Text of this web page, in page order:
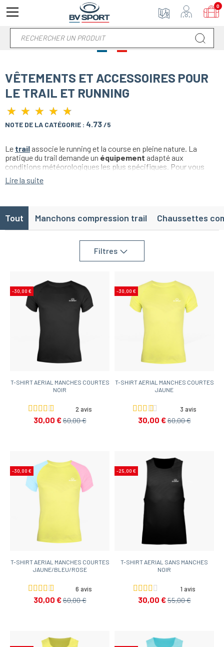
VÊTEMENTS ET ACCESSOIRES POUR
LE TRAIL ET RUNNING
★ ★ ★ ★ ★
★ ★ ★ ★ ★
NOTE DE LA CATÉGORIE : 4.73/5
Le trail associe le running et la course en pleine nature. La
pratique du trail demande un équipement adapté aux
conditions météorologiques les plus spécifiques. Pour vous
offrir un maximum de confort et de sécurité, BV Sport a
développé une gamme de
Lire la suite
Tout Manchons compression trail Chaussettes
Filtres
-30,00 €
T-SHIRT AERIAL MANCHES COURTES
NOIR
2 avis
30,00 €60,00 €
-30,00 €
T-SHIRT AERIAL MANCHES COURTES
JAUNE
3 avis
30,00 €60,00 €
-30,00 €
T-SHIRT AERIAL MANCHES COURTES
JAUNE/BLEU/ROSE
6 avis
30,00 €60,00 €
-25,00 €
T-SHIRT AERIAL SANS MANCHES
NOIR
1 avis
30,00 €55,00 €
0